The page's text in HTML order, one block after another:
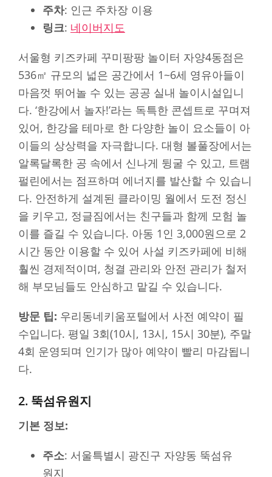
주차: 인근 주차장 이용
링크: 네이버지도
서울형 키즈카페 꾸미팡팡 놀이터 자양4동점은
536㎡ 규모의 넓은 공간에서 1~6세 영유아들이
마음껏 뛰어놀 수 있는 공공 실내 놀이시설입니
다. ‘한강에서 놀자!’라는 독특한 콘셉트로 꾸며져
있어, 한강을 테마로 한 다양한 놀이 요소들이 아
이들의 상상력을 자극합니다. 대형 볼풀장에서는
알록달록한 공 속에서 신나게 뒹굴 수 있고, 트램
펄린에서는 점프하며 에너지를 발산할 수 있습니
다. 안전하게 설계된 클라이밍 월에서 도전 정신
을 키우고, 정글짐에서는 친구들과 함께 모험 놀
이를 즐길 수 있습니다. 아동 1인 3,000원으로 2
시간 동안 이용할 수 있어 사설 키즈카페에 비해
훨씬 경제적이며, 청결 관리와 안전 관리가 철저
해 부모님들도 안심하고 맡길 수 있습니다.
방문 팁: 우리동네키움포털에서 사전 예약이 필
수입니다. 평일 3회(10시, 13시, 15시 30분), 주말
4회 운영되며 인기가 많아 예약이 빨리 마감됩니
다.
2. 뚝섬유원지
기본 정보:
주소: 서울특별시 광진구 자양동 뚝섬유
원지